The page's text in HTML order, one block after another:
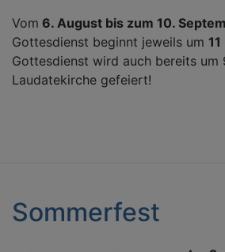
Vom 6. August bis zum 10.
Gottesdienst beginnt jeweils um
Gottesdienst wird auch bereits um
Laudatekirche gefeiert!
Sommerfest